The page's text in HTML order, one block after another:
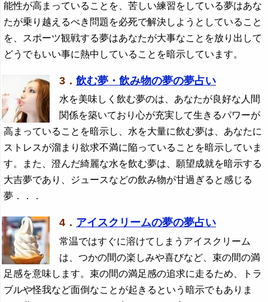
能性が高まっていることを、苦しい練習をしている夢はあな
たが乗り越えるべき問題を必死で解決しようとしていること
を、スポーツ観戦する夢はあなたが大事なことを放り出して
どうでもいい事に熱中していることを暗示しています。
3． 飲む夢・飲み物の夢の夢占い
水を美味しく飲む夢のは、あなたが良好な人間
関係を築いており心が充実して生きるパワーが
高まっていることを暗示し、水を大量に飲む夢は、あなたに
ストレスが溜まり欲求不満に陥っていることを暗示していま
す。また、澄んだ綺麗な水を飲む夢は、願望成就を暗示する
大吉夢であり、ジュースなどの飲み物が甘過ぎると感じる
夢．．．
4． アイスクリームの夢の夢占い
常温ではすぐに溶けてしまうアイスクリーム
は、つかの間の楽しみや喜びなど、束の間の満
足感を意味します。束の間の満足感の追求に走るため、トラ
ブルや怪我など面倒なことが起きるという暗示でもありま